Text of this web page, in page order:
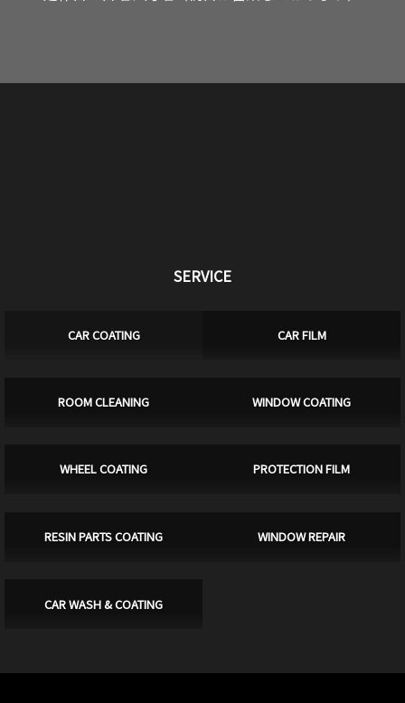
SERVICE
CAR COATING CAR FILM
ROOM CLEANING WINDOW COATING
WHEEL COATING PROTECTION FILM
RESIN PARTS COATING WINDOW REPAIR
CAR WASH & COATING